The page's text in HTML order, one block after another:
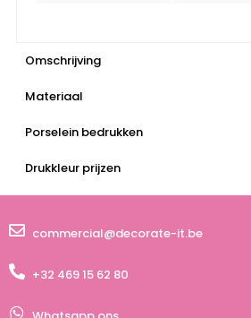
Omschrijving
Materiaal
Porselein bedrukken
Drukkleur prijzen
commercial@decorate-it.be
+32 469 15 62 80